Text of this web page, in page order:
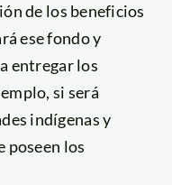
de los beneficios
ese fondo y
entregar los
si será
indígenas y
poseen los